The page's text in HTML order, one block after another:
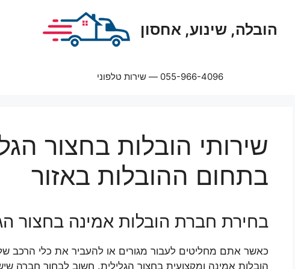
הובלה, שינוע, אחסון
055-966-4096 — שירות טלפוני
שירותי הובלות בחצור
בתחום ההובלות באזור
בחירת חברת הובלות אמינה בחצור
כאשר אתם מחליטים לעבור מגורים או להעביר את כלי הרכב
הובלות אמינה ומקצועית בחצור הגלילית. חשוב לבחור חברה